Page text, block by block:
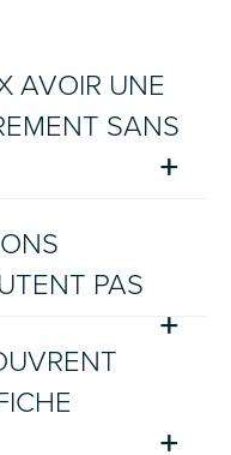
AVOIR UNE
SANS
PAS